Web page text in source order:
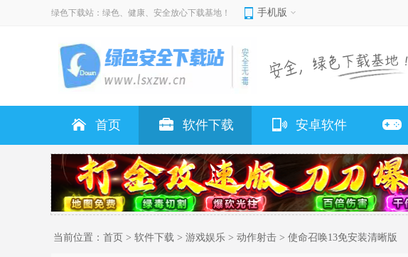
绿色下载站：绿色、健康、安全放心下载基地！ 手机版
首页 软件下载 安卓软件
当前位置： 首页 > 软件下载 > 游戏娱乐 > 动作射击 > 使命召唤13免安装清晰版